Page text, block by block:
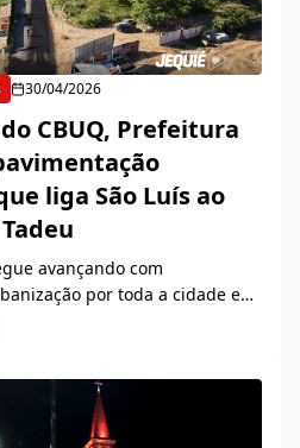
30/04/2026
CBUQ, Prefeitura
liga São Luís ao
avançando com
por toda a cidade e
da via que liga os
Tadeu, atendendo a uma...